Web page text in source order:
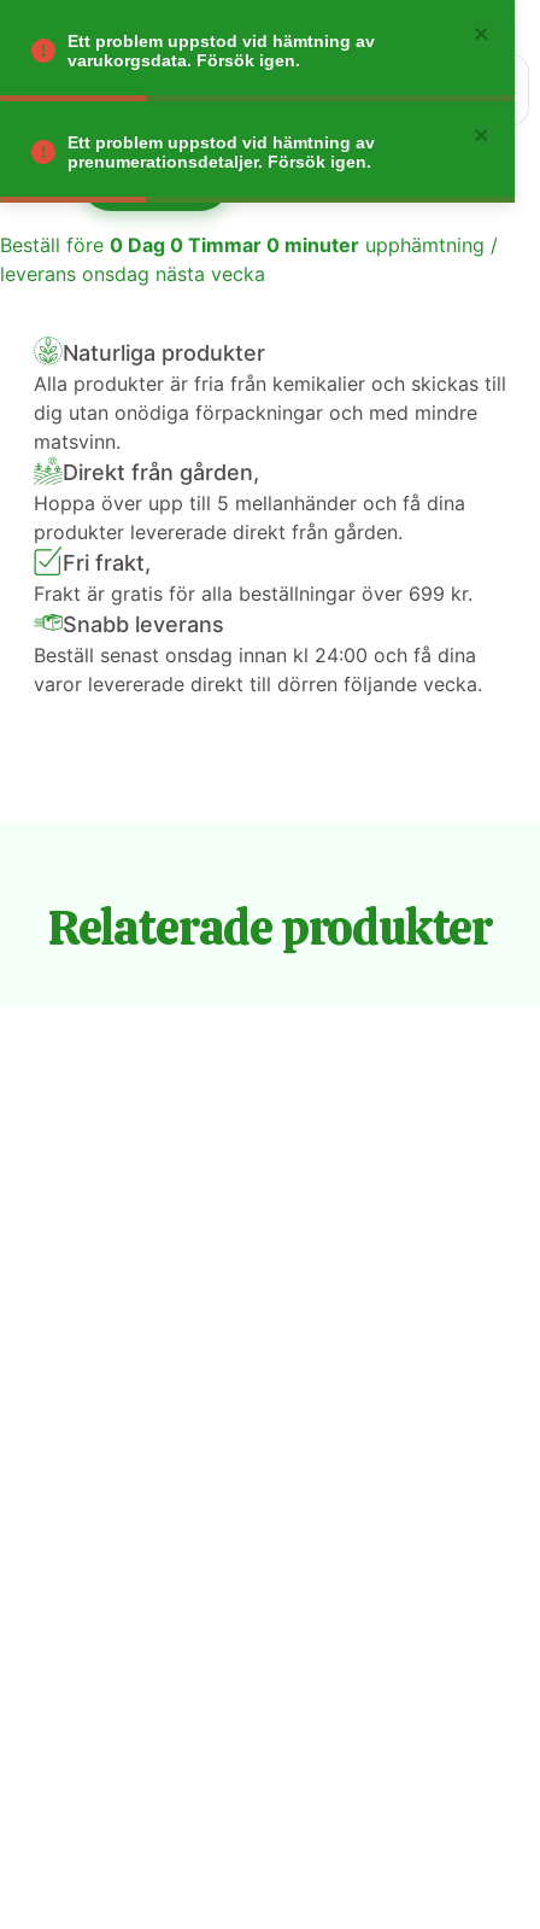
Gå tillbaka
Beställ före 0 Dag 0 Timmar 0 minuter upphämtning /
leverans onsdag nästa vecka
Naturliga produkter
Alla produkter är fria från kemikalier och skickas till
dig utan onödiga förpackningar och med mindre
matsvinn.
Direkt från gården,
Hoppa över upp till 5 mellanhänder och få dina
produkter levererade direkt från gården.
Fri frakt,
Frakt är gratis för alla beställningar över 699 kr.
Snabb leverans
Beställ senast onsdag innan kl 24:00 och få dina
varor levererade direkt till dörren följande vecka.
Relaterade produkter
Ett problem uppstod vid hämtning av
varukorgsdata. Försök igen.
Ett problem uppstod vid hämtning av
prenumerationsdetaljer. Försök igen.